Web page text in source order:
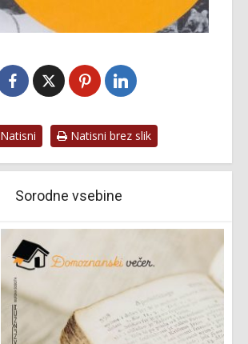
Natisni Natisni brez slik
Sorodne vsebine